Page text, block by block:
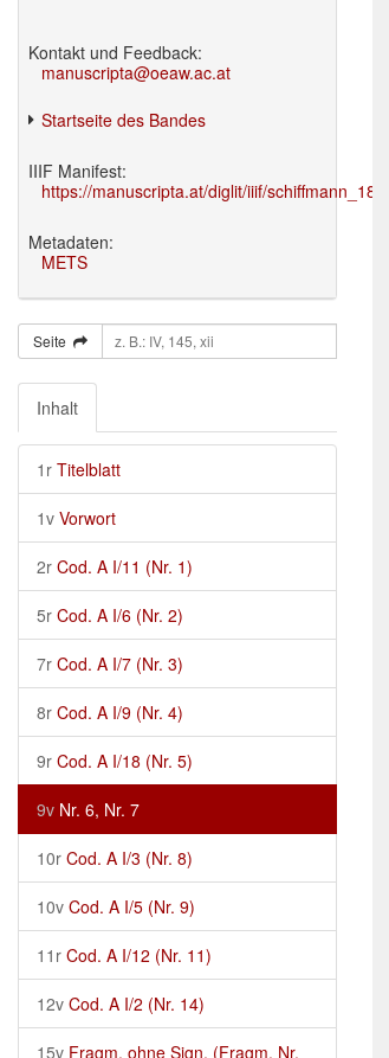
Kontakt und Feedback:
manuscripta@oeaw.ac.at
Startseite des Bandes
IIIF Manifest:
https://manuscripta.at/diglit/iiif/
Metadaten:
METS
Seite
Inhalt
1r Titelblatt
1v Vorwort
2r Cod. A I/11 (Nr. 1)
5r Cod. A I/6 (Nr. 2)
7r Cod. A I/7 (Nr. 3)
8r Cod. A I/9 (Nr. 4)
9r Cod. A I/18 (Nr. 5)
9v Nr. 6, Nr. 7
10r Cod. A I/3 (Nr. 8)
10v Cod. A I/5 (Nr. 9)
11r Cod. A I/12 (Nr. 11)
12v Cod. A I/2 (Nr. 14)
15v Fragm. ohne Sign. (Fragm. Nr.